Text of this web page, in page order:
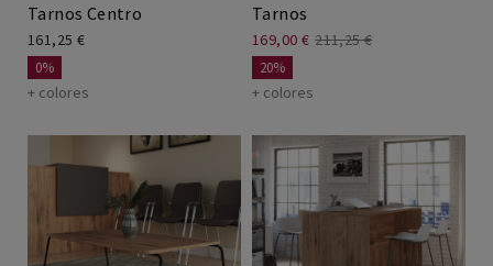
Tarnos Centro
161,25 €
0%
+ colores
Tarnos
169,00 € 211,25 €
20%
+ colores